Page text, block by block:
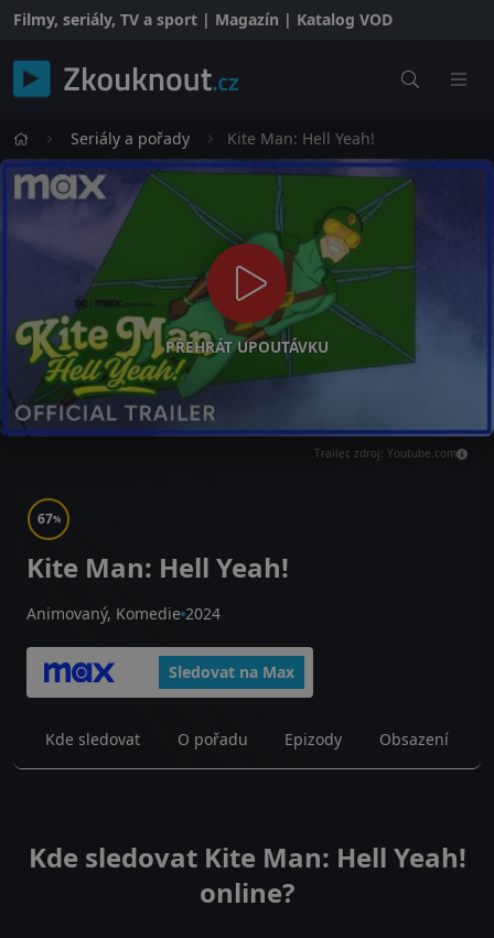
Filmy, seriály, TV a sport | Magazín | Katalog VOD
Seriály a pořady Kite Man: Hell Yeah!
PŘEHRÁT UPOUTÁVKU
Trailer, zdroj: Youtube.com
67%
Kite Man: Hell Yeah!
Animovaný, Komedie 2024
Sledovat na Max
Kde sledovat O pořadu Epizody Obsazení
Kde sledovat Kite Man: Hell Yeah!
online?